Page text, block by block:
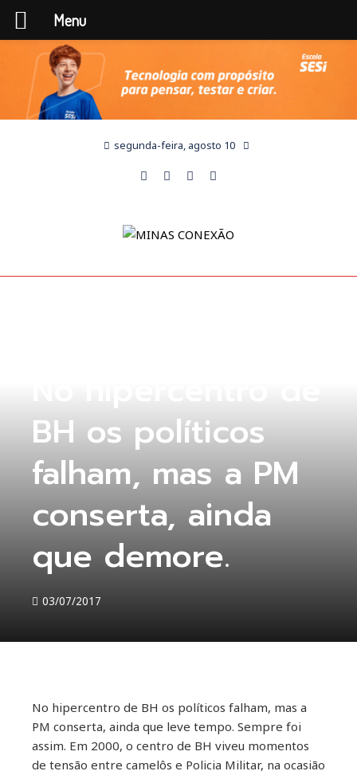
segunda-feira, agosto 10
BH os políticos
falham, mas a PM
conserta, ainda
que demore.
03/07/2017
No hipercentro de BH os políticos falham, mas a
PM conserta, ainda que leve tempo. Sempre foi
assim. Em 2000, o centro de BH viveu momentos
de tensão entre camelôs e Policia Militar, na ocasião
Menu